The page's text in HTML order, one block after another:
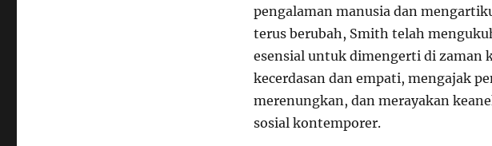
pengalaman manusia dan
terus berubah, Smith telah
esensial untuk dimengerti di zaman
kecerdasan dan empati, mengajak
merenungkan, dan merayakan
sosial kontemporer.